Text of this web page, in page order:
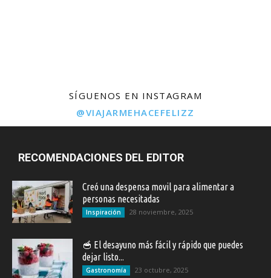
SÍGUENOS EN INSTAGRAM
@VIAJARMEHACEFELIZZ
RECOMENDACIONES DEL EDITOR
Creó una despensa movil para alimentar a
personas necesitadas
Inspiración 28 noviembre, 2025
🥣 El desayuno más fácil y rápido que puedes
dejar listo...
Gastronomía 23 octubre, 2025